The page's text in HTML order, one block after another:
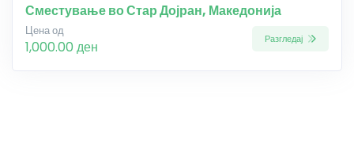
Сместување во Стар Дојран, Македонија
Цена од
1,000.00 ден Разгледај